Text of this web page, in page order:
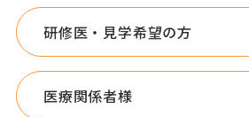
研修医・見学希望の方
医療関係者様